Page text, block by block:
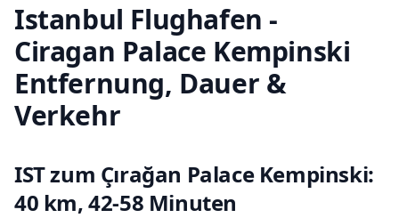
Istanbul Flughafen -
Ciragan Palace Kempinski
Entfernung, Dauer &
Verkehr
IST zum Çırağan Palace Kempinski:
40 km, 42-58 Minuten